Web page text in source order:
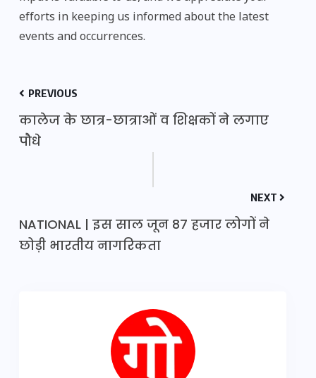
efforts in keeping us informed about the latest
events and occurrences.
PREVIOUS
कालेज के छात्र-छात्राओं व शिक्षकों ने लगाए
पौधे
NEXT
NATIONAL | इस साल जून 87 हजार लोगों ने
छोड़ी भारतीय नागरिकता